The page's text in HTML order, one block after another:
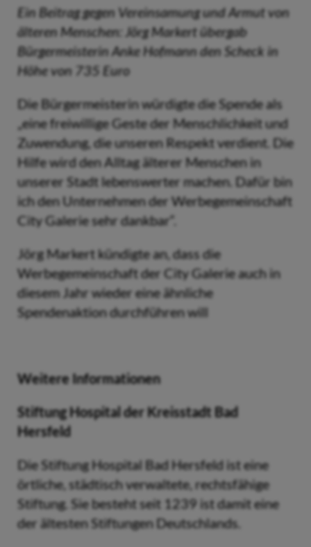
Ein Beitrag gegen Vereinsamung und Armut von
älteren Menschen: Jörg Markert übergab
Bürgermeisterin Anke Hofmann den Scheck in
Höhe von 735 Euro
Die Bürgermeisterin würdigte die Spende als
„eine freiwillige Geste der Menschlichkeit und
Zuwendung, die unseren Respekt verdient. Die
Hilfe wird den Alltag älterer Menschen in
unserer Stadt lebenswerter machen. Dafür bin
ich den Unternehmen der Werbegemeinschaft
City Galerie sehr dankbar“.
Jörg Markert kündigte an, dass die
Werbegemeinschaft der City Galerie auch in
diesem Jahr wieder eine ähnliche
Spendenaktion durchführen will
Weitere Informationen
Stiftung Hospital der Kreisstadt Bad
Hersfeld
Die Stiftung Hospital Bad Hersfeld ist eine
örtliche, städtisch verwaltete, rechtsfähige
Stiftung. Sie besteht seit 1239 ist damit eine
der ältesten Stiftungen Deutschlands.